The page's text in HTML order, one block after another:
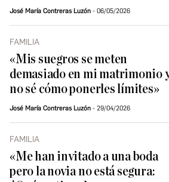
José María Contreras Luzón 06/05/2026
FAMILIA
«Mis suegros se meten
demasiado en mi matrimonio
no sé cómo ponerles límites»
José María Contreras Luzón 29/04/2026
FAMILIA
«Me han invitado a una boda
pero la novia no está segura: